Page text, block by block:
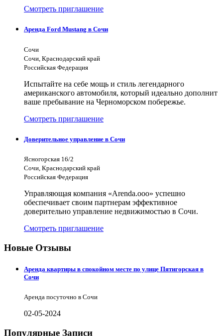
Смотреть приглашение
Аренда Ford Mustang в Сочи
Сочи
Сочи, Краснодарский край
Российская Федерация
Испытайте на себе мощь и стиль легендарного
американского автомобиля, который идеально дополнит
ваше пребывание на Черноморском побережье.
Смотреть приглашение
Доверительное управление в Сочи
Ясногорская 16/2
Сочи, Краснодарский край
Российская Федерация
Управляющая компания «Arenda.ooo» успешно
обеспечивает своим партнерам эффективное
доверительно управление недвижимостью в Сочи.
Смотреть приглашение
Новые Отзывы
Аренда квартиры в спокойном месте по улице Пятигорская в
Сочи
Аренда посуточно в Сочи
02-05-2024
Популярные Записи